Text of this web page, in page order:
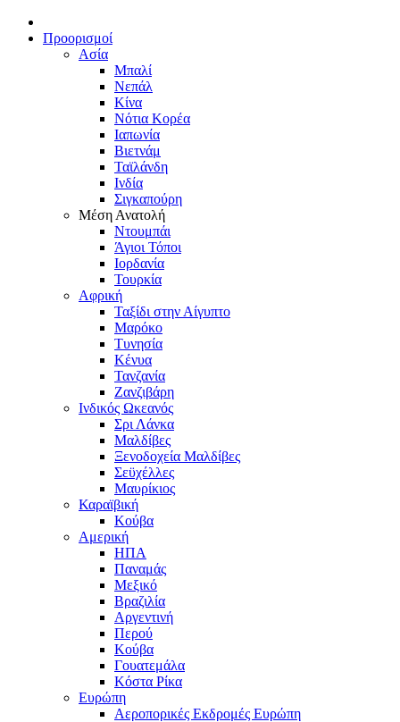
Προορισμοί
Ασία
Μπαλί
Νεπάλ
Κίνα
Νότια Κορέα
Ιαπωνία
Βιετνάμ
Ταϊλάνδη
Ινδία
Σιγκαπούρη
Μέση Ανατολή
Ντουμπάι
Άγιοι Τόποι
Ιορδανία
Τουρκία
Αφρική
Ταξίδι στην Αίγυπτο
Μαρόκο
Τυνησία
Κένυα
Τανζανία
Ζανζιβάρη
Ινδικός Ωκεανός
Σρι Λάνκα
Μαλδίβες
Ξενοδοχεία Μαλδίβες
Σεϋχέλλες
Μαυρίκιος
Καραϊβική
Κούβα
Αμερική
ΗΠΑ
Παναμάς
Μεξικό
Βραζιλία
Αργεντινή
Περού
Κούβα
Γουατεμάλα
Κόστα Ρίκα
Ευρώπη
Αεροπορικές Εκδρομές Ευρώπη